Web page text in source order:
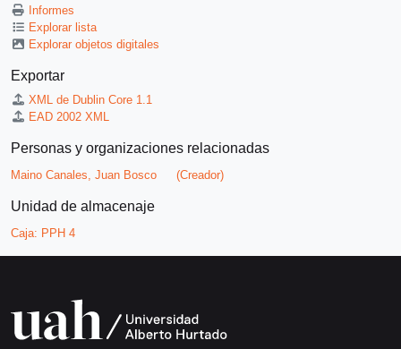
Informes
Explorar lista
Explorar objetos digitales
Exportar
XML de Dublin Core 1.1
EAD 2002 XML
Personas y organizaciones relacionadas
Maino Canales, Juan Bosco (Creador)
Unidad de almacenaje
Caja: PPH 4